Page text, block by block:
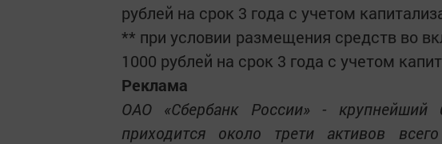
рублей на срок 3 года с учетом
** при условии размещения средств во
1000 рублей на срок 3 года с учетом
Реклама
ОАО «Сбербанк России» -
приходится около трети активов